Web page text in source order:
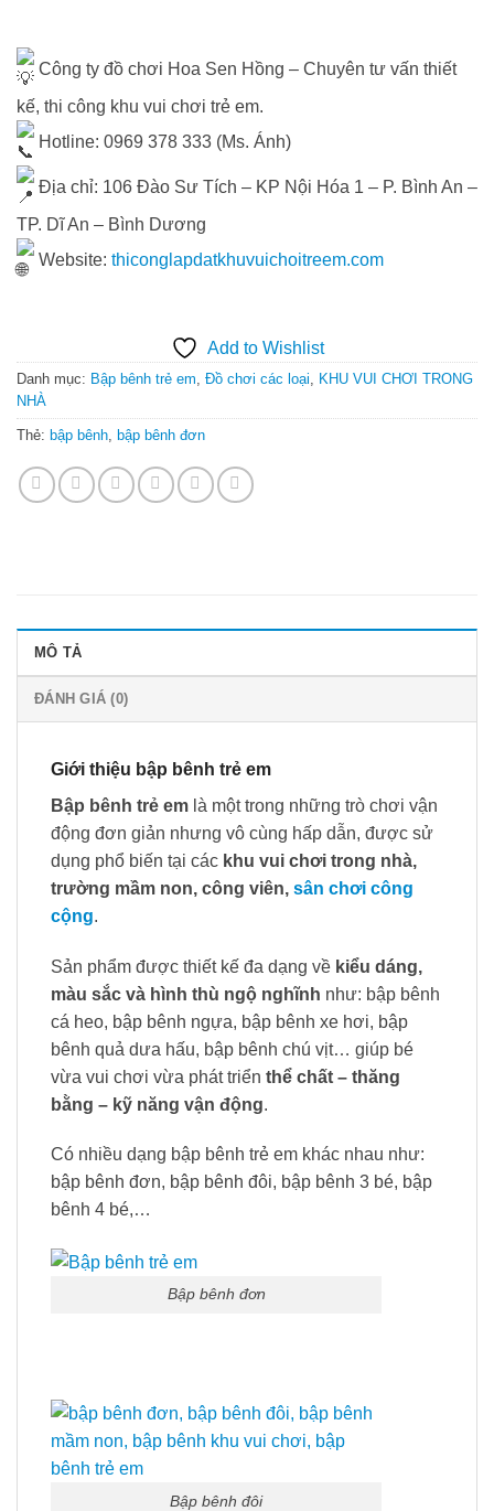
Công ty đồ chơi Hoa Sen Hồng – Chuyên tư vấn thiết
kế, thi công khu vui chơi trẻ em.
Hotline: 0969 378 333 (Ms. Ánh)
Địa chỉ: 106 Đào Sư Tích – KP Nội Hóa 1 – P. Bình An –
TP. Dĩ An – Bình Dương
Website: thiconglapdatkhuvuichoitreem.com
Add to Wishlist
Danh mục: Bập bênh trẻ em Đồ chơi các loại
KHU VUI CHƠI TRONG
NHÀ
Thẻ: bập bênh bập bênh đơn
MÔ TẢ
ĐÁNH GIÁ (0)
Giới thiệu bập bênh trẻ em
Bập bênh trẻ em là một trong những trò chơi vận
động đơn giản nhưng vô cùng hấp dẫn, được sử
dụng phổ biến tại các khu vui chơi trong nhà,
trường mầm non, công viên, sân chơi công
cộng.
Sản phẩm được thiết kế đa dạng về kiểu dáng,
màu sắc và hình thù ngộ nghĩnh như: bập bênh
cá heo, bập bênh ngựa, bập bênh xe hơi, bập
bênh quả dưa hấu, bập bênh chú vịt… giúp bé
vừa vui chơi vừa phát triển thể chất – thăng
bằng – kỹ năng vận động.
Có nhiều dạng bập bênh trẻ em khác nhau như:
bập bênh đơn, bập bênh đôi, bập bênh 3 bé, bập
bênh 4 bé,…
Bập bênh đơn
Bập bênh đôi